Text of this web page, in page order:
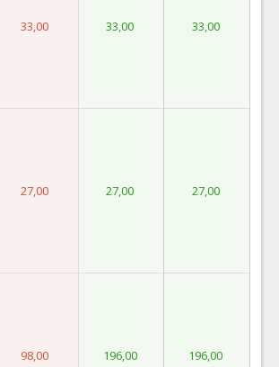
33,00 33,00 33,00
27,00 27,00 27,00
98,00 196,00 196,00